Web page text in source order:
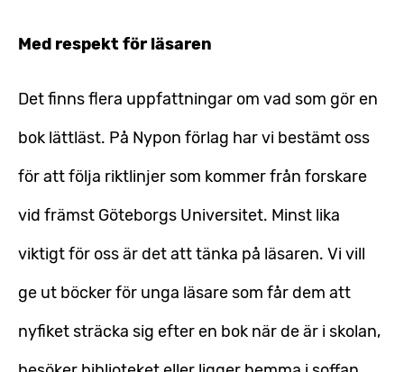
Med respekt för läsaren
Det finns flera uppfattningar om vad som gör en
bok lättläst. På Nypon förlag har vi bestämt oss
för att följa riktlinjer som kommer från forskare
vid främst Göteborgs Universitet. Minst lika
viktigt för oss är det att tänka på läsaren. Vi vill
ge ut böcker för unga läsare som får dem att
nyfiket sträcka sig efter en bok när de är i skolan,